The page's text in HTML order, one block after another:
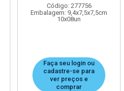
Código: 277756
Embalagem: 9,4x7,5x7,5cm
10x08un
Faça seu login ou
cadastre-se para
ver preços e
comprar